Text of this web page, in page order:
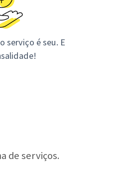
serviço é seu. E
de serviços.